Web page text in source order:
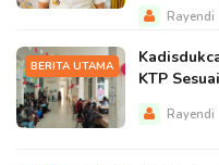
Rayendi
BERITA UTAMA
KTP
Rayendi